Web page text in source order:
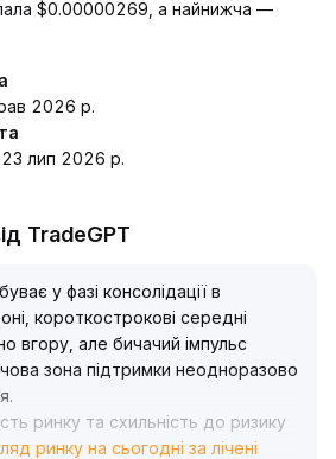
$0.00000269, а найнижча —
2026 р.
лип 2026 р.
TradeGPT
у фазі консолідації в
короткострокові середні
вгору, але бичачий імпульс
зона підтримки неодноразово
.
ринку та схильність до ризику
взаємодія обсягів і ціни, а також
ринку на сьогодні за лічені